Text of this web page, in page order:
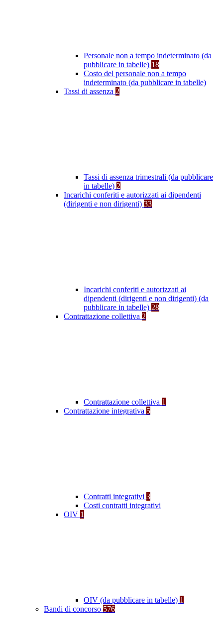
Personale non a tempo indeterminato (da
pubblicare in tabelle) 18
Costo del personale non a tempo
indeterminato (da pubblicare in tabelle)
Tassi di assenza 2
Tassi di assenza trimestrali (da pubblicare
in tabelle) 2
Incarichi conferiti e autorizzati ai dipendenti
(dirigenti e non dirigenti) 33
Incarichi conferiti e autorizzati ai
dipendenti (dirigenti e non dirigenti) (da
pubblicare in tabelle) 28
Contrattazione collettiva 2
Contrattazione collettiva 1
Contrattazione integrativa 5
Contratti integrativi 3
Costi contratti integrativi
OIV 1
OIV (da pubblicare in tabelle) 1
Bandi di concorso 576